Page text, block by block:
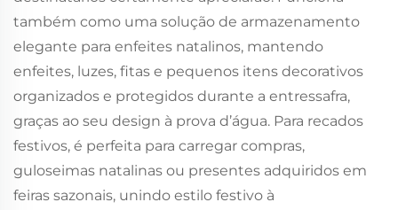
também como uma solução de armazenamento
elegante para enfeites natalinos, mantendo
enfeites, luzes, fitas e pequenos itens decorativos
organizados e protegidos durante a entressafra,
graças ao seu design à prova d’água. Para recados
festivos, é perfeita para carregar compras,
guloseimas natalinas ou presentes adquiridos em
feiras sazonais, unindo estilo festivo à